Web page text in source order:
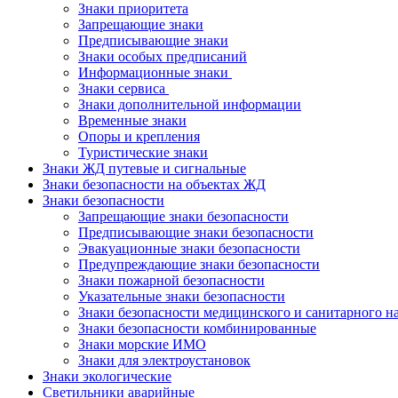
Знаки приоритета
Запрещающие знаки
Предписывающие знаки
Знаки особых предписаний
Информационные знаки
Знаки сервиса
Знаки дополнительной информации
Временные знаки
Опоры и крепления
Туристические знаки
Знаки ЖД путевые и сигнальные
Знаки безопасности на объектах ЖД
Знаки безопасности
Запрещающие знаки безопасности
Предписывающие знаки безопасности
Эвакуационные знаки безопасности
Предупреждающие знаки безопасности
Знаки пожарной безопасности
Указательные знаки безопасности
Знаки безопасности медицинского и санитарного
Знаки безопасности комбинированные
Знаки морские ИМО
Знаки для электроустановок
Знаки экологические
Светильники аварийные